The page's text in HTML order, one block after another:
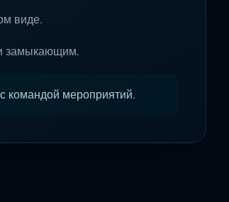
виде.
замыкающим.
командой мероприятий.